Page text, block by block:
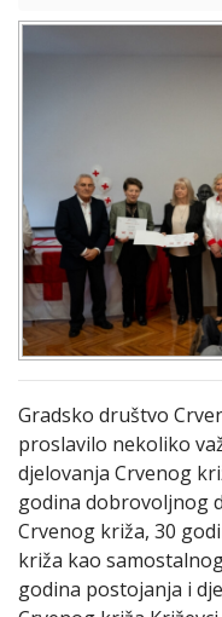
Gradsko društvo
proslavilo nekoliko
djelovanja Crvenog
godina dobrovoljnog
Crvenog križa, 30
križa kao
godina postojanja i